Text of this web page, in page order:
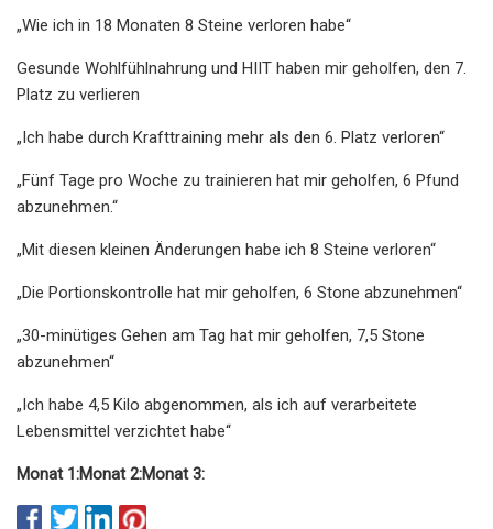
„Wie ich in 18 Monaten 8 Steine ​​verloren habe“
Gesunde Wohlfühlnahrung und HIIT haben mir geholfen, den 7.
Platz zu verlieren
„Ich habe durch Krafttraining mehr als den 6. Platz verloren“
„Fünf Tage pro Woche zu trainieren hat mir geholfen, 6 Pfund
abzunehmen.“
„Mit diesen kleinen Änderungen habe ich 8 Steine ​​verloren“
„Die Portionskontrolle hat mir geholfen, 6 Stone abzunehmen“
„30-minütiges Gehen am Tag hat mir geholfen, 7,5 Stone
abzunehmen“
„Ich habe 4,5 Kilo abgenommen, als ich auf verarbeitete
Lebensmittel verzichtet habe“
Monat 1:Monat 2:Monat 3: